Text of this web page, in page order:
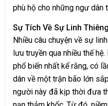
phù hộ cho những ngư dân
Sự Tích Về Sự Linh Thiêng
Nhiều câu chuyện về sự
lưu truyền qua nhiều thế
phổ biến nhất kể rằng, có
dân về một trận bão lớn
người này đã kịp thời đưa